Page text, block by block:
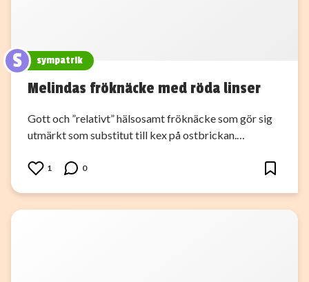
S sympatrik
Melindas fröknäcke med röda linser
Gott och ”relativt” hälsosamt fröknäcke som gör sig
utmärkt som substitut till kex på ostbrickan.…
1 0